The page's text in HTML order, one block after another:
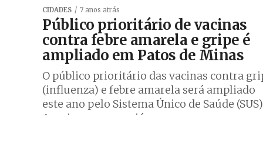
CIDADES 7 anos atrás
Público prioritário de vacinas
contra febre amarela e gripe é
ampliado em Patos de Minas
O público prioritário das vacinas contra
(influenza) e febre amarela será ampliado
este ano pelo Sistema Único de Saúde
As crianças – que já...